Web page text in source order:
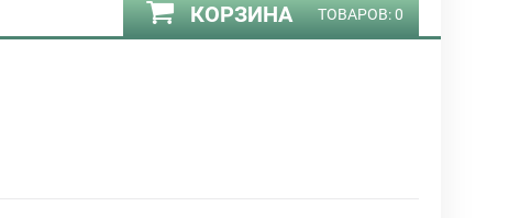
КОРЗИНА ТОВАРОВ:0